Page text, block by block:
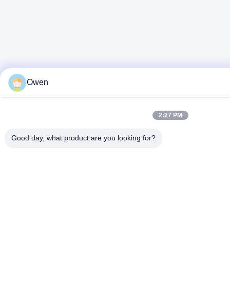
Owen
2:27 PM
Good day, what product are you looking for?